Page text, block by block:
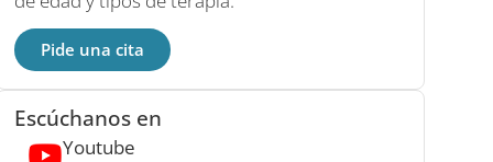
Pide una cita
Escúchanos en
Youtube